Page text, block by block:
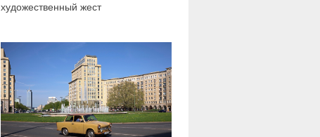
художественный жест